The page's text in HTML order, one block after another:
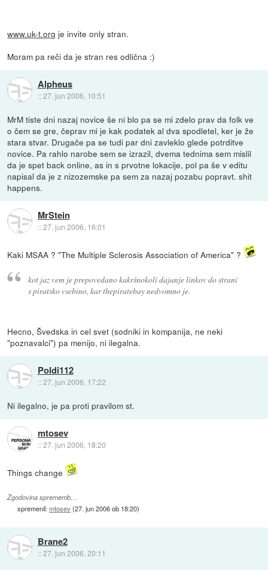
www.uk-t.org je invite only stran.
Moram pa reči da je stran res odlična :)
Alpheus
::27. jun 2006, 10:51
MrM tiste dni nazaj novice še ni blo pa se mi zdelo prav da folk ve
o čem se gre, čeprav mi je kak podatek al dva spodletel, ker je že
stara stvar. Drugače pa se tudi par dni zavleklo glede potrditve
novice. Pa rahlo narobe sem se izrazil, dvema tednima sem mislil
da je spet back online, as in s prvotne lokacije, pol pa še v editu
napisal da je z nizozemske pa sem za nazaj pozabu popravt. shit
happens.
MrStein
::27. jun 2006, 16:01
Kaki MSAA ? "The Multiple Sclerosis Association of America" ?
kot jaz vem je prepovedano kakršnokoli dajanje linkov do strani
s piratsko vsebino, kar thepiratebay nedvomno je.
Hecno, Švedska in cel svet (sodniki in kompanija, ne neki
"poznavalci") pa menijo, ni ilegalna.
Poldi112
::27. jun 2006, 17:22
Ni ilegalno, je pa proti pravilom st.
mtosev
::27. jun 2006, 18:20
Things change
Zgodovina sprememb…
spremenil:mtosev(27. jun 2006 ob 18:20)
Brane2
::27. jun 2006, 20:11